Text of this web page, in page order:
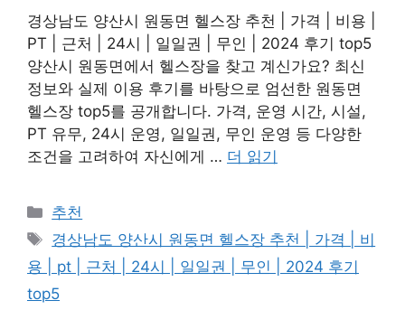
경상남도 양산시 원동면 헬스장 추천 | 가격 | 비용 |
PT | 근처 | 24시 | 일일권 | 무인 | 2024 후기 top5
양산시 원동면에서 헬스장을 찾고 계신가요? 최신
정보와 실제 이용 후기를 바탕으로 엄선한 원동면
헬스장 top5를 공개합니다. 가격, 운영 시간, 시설,
PT 유무, 24시 운영, 일일권, 무인 운영 등 다양한
조건을 고려하여 자신에게 … 더 읽기
카
테
고
리
추천
태
경상남도 양산시 원동면 헬스장 추천 | 가격 | 비
용 | pt | 근처 | 24시 | 일일권 | 무인 | 2024 후기
top5